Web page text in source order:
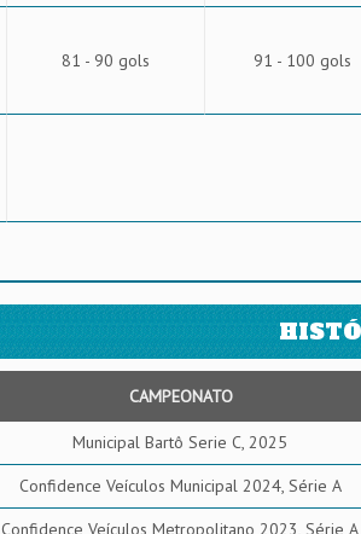
81 - 90 gols 91 - 100 gols
CAMPEONATO
Municipal Bartô Serie C, 2025
Confidence Veículos Municipal 2024, Série A
Confidence Veículos Metropolitano 2023, Série A